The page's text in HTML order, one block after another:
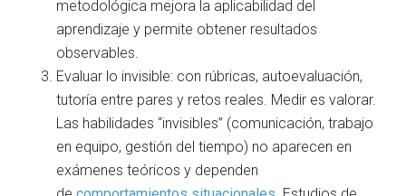
metodológica mejora la aplicabilidad del
aprendizaje y permite obtener resultados
observables.
Evaluar lo invisible: con rúbricas, autoevaluación,
tutoría entre pares y retos reales. Medir es valorar.
Las habilidades “invisibles” (comunicación, trabajo
en equipo, gestión del tiempo) no aparecen en
exámenes teóricos y dependen